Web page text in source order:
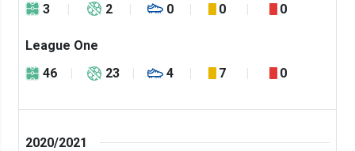
3
2 0 0 0
League One
46
23 4 7 0
2020/2021